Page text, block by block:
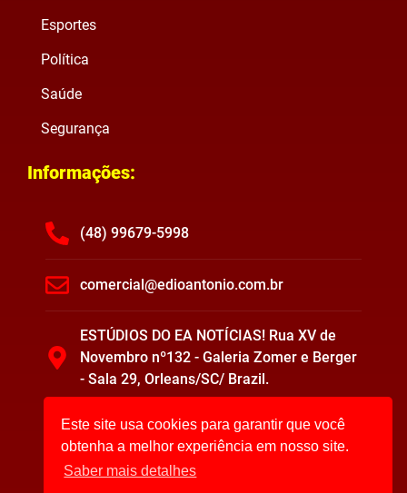
Esportes
Política
Saúde
Segurança
Informações:
(48) 99679-5998
comercial@edioantonio.com.br
ESTÚDIOS DO EA NOTÍCIAS! Rua XV de
Novembro nº132 - Galeria Zomer e Berger
- Sala 29, Orleans/SC/ Brazil.
Este site usa cookies para garantir que você
obtenha a melhor experiência em nosso site.
Saber mais detalhes